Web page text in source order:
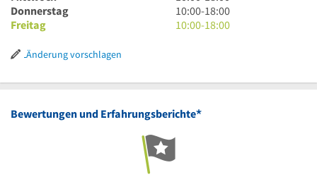
18
Uhr
bis
18
Uhr
bis
Donnerstag
10
Uhr
10:00-18:00
Freitag
10
Uhr
10:00-18:00
Änderung vorschlagen
Bewertungen und Erfahrungsberichte*